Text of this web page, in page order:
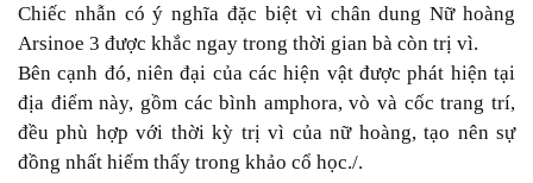
Chiếc nhẫn có ý nghĩa đặc biệt vì chân dung Nữ hoàng
Arsinoe 3 được khắc ngay trong thời gian bà còn trị vì.
Bên cạnh đó, niên đại của các hiện vật được phát hiện tại
địa điểm này, gồm các bình amphora, vò và cốc trang trí,
đều phù hợp với thời kỳ trị vì của nữ hoàng, tạo nên sự
đồng nhất hiếm thấy trong khảo cổ học./.